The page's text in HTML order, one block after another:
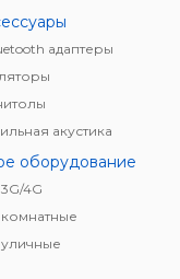
адаптеры
акустика
оборудование
4G